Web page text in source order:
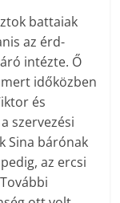
battaiak
az érd-
intézte. Ő
időközben
és
szervezési
Sina bárónak
az ercsi